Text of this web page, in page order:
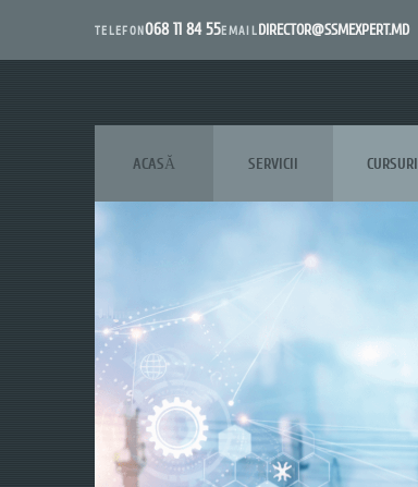
TELEFON068 11 84 55EMAILDIRECTOR@SSMEXPERT.MD
ACASĂ SERVICII CURSURI